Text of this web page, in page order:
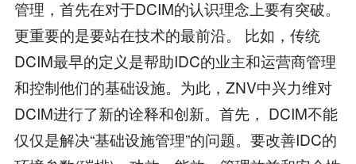
管理，首先在对于DCIM的认识理念上要有突破。
更重要的是要站在技术的最前沿。 比如，传统
DCIM最早的定义是帮助IDC的业主和运营商管理
和控制他们的基础设施。为此，ZNV中兴力维对
DCIM进行了新的诠释和创新。首先， DCIM不能
仅仅是解决“基础设施管理”的问题。要改善IDC的